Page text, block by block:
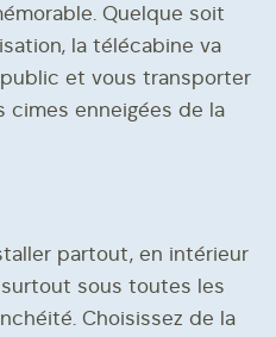
Quelque soit
la télécabine va
et vous transporter
cimes enneigées de la
partout, en intérieur
sous toutes les
Choisissez de la